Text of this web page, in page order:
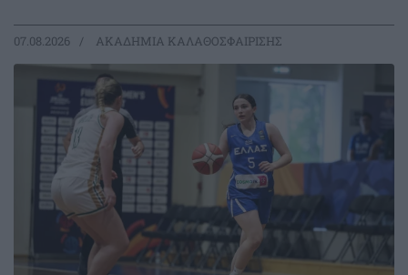
07.08.2026 ΑΚΑΔΗΜΙΑ ΚΑΛΑΘΟΣΦΑΙΡΙΣΗΣ